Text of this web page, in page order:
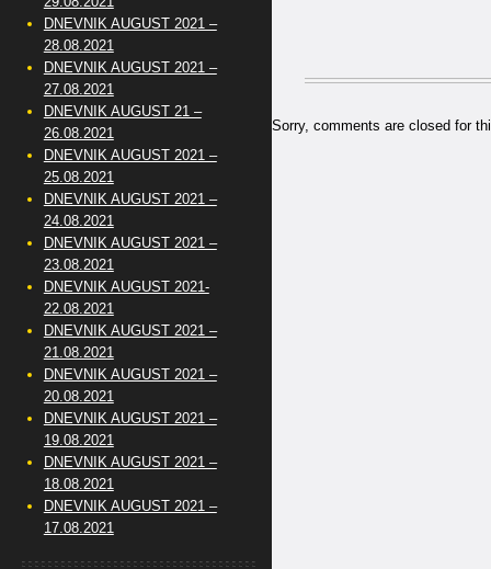
Sorry, comments are closed for
DNEVNIK AUGUST 2021 –
28.08.2021
DNEVNIK AUGUST 2021 –
27.08.2021
DNEVNIK AUGUST 21 –
26.08.2021
DNEVNIK AUGUST 2021 –
25.08.2021
DNEVNIK AUGUST 2021 –
24.08.2021
DNEVNIK AUGUST 2021 –
23.08.2021
DNEVNIK AUGUST 2021-
22.08.2021
DNEVNIK AUGUST 2021 –
21.08.2021
DNEVNIK AUGUST 2021 –
20.08.2021
DNEVNIK AUGUST 2021 –
19.08.2021
DNEVNIK AUGUST 2021 –
18.08.2021
DNEVNIK AUGUST 2021 –
17.08.2021